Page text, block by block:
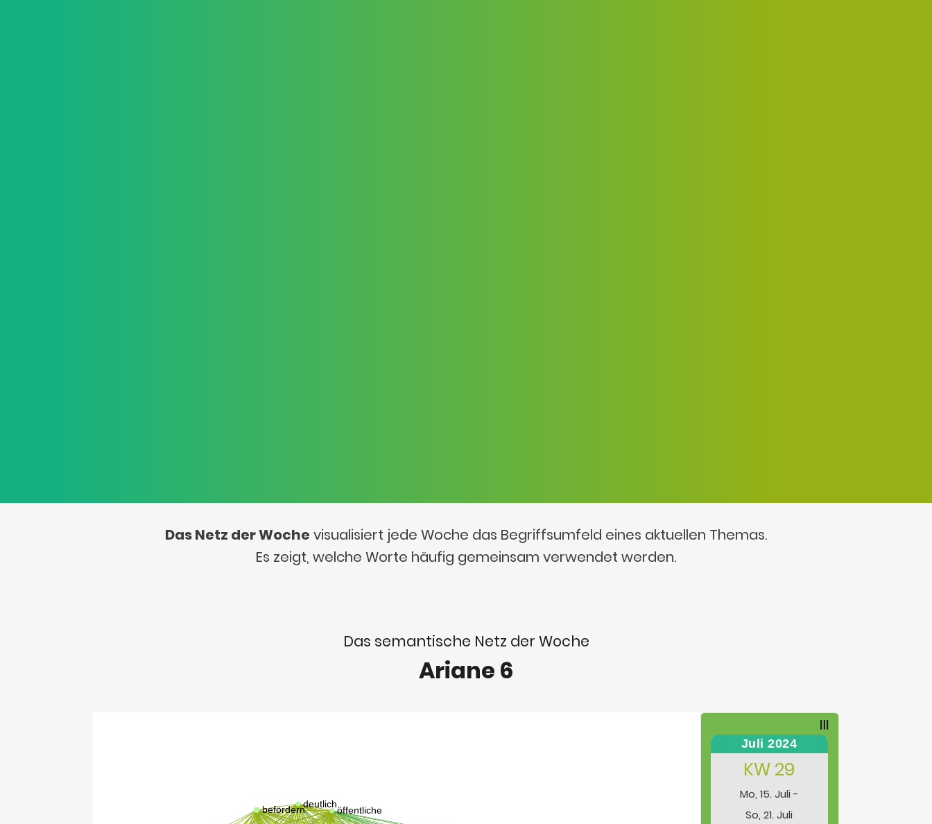
Das Netz der Woche visualisiert jede Woche das Begriffsumfeld eines aktuellen Themas.
Es zeigt, welche Worte häufig gemeinsam verwendet werden.
Das semantische Netz der Woche
Ariane 6
Juli 2024
KW 29
Mo, 15. Juli -
So, 21. Juli